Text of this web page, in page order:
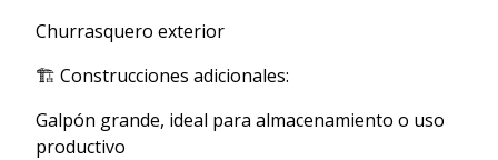
Churrasquero exterior
🏗 Construcciones adicionales:
Galpón grande, ideal para almacenamiento o uso
productivo